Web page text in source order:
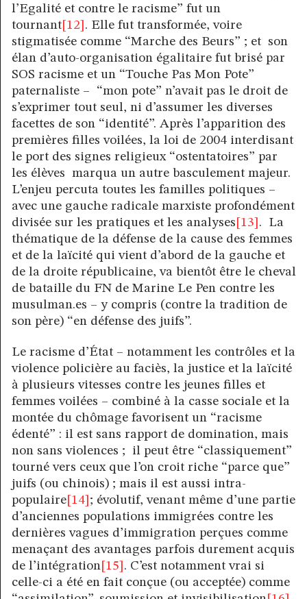
l’Egalité et contre le racisme” fut un
tournant[12] . Elle fut transformée, voire
stigmatisée comme “Marche des Beurs” ; et son
élan d’auto-organisation égalitaire fut brisé par
SOS racisme et un “Touche Pas Mon Pote”
paternaliste – “mon pote” n’avait pas le droit de
s’exprimer tout seul, ni d’assumer les diverses
facettes de son “identité”. Après l’apparition des
premières filles voilées, la loi de 2004 interdisant
le port des signes religieux “ostentatoires” par
les élèves marqua un autre basculement majeur.
L’enjeu percuta toutes les familles politiques –
avec une gauche radicale marxiste profondément
divisée sur les pratiques et les analyses[13] . La
thématique de la défense de la cause des femmes
et de la laïcité qui vient d’abord de la gauche et
de la droite républicaine, va bientôt être le cheval
de bataille du FN de Marine Le Pen contre les
musulman.es – y compris (contre la tradition de
son père) “en défense des juifs”.
Le racisme d’État – notamment les contrôles et la
violence policière au faciès, la justice et la laïcité
à plusieurs vitesses contre les jeunes filles et
femmes voilées – combiné à la casse sociale et la
montée du chômage favorisent un “racisme
édenté” : il est sans rapport de domination, mais
non sans violences ; il peut être “classiquement”
tourné vers ceux que l’on croit riche “parce que”
juifs (ou chinois) ; mais il est aussi intra-
populaire[14] ; évolutif, venant même d’une partie
d’anciennes populations immigrées contre les
dernières vagues d’immigration perçues comme
menaçant des avantages parfois durement acquis
de l’intégration[15] . C’est notamment vrai si
celle-ci a été en fait conçue (ou acceptée) comme